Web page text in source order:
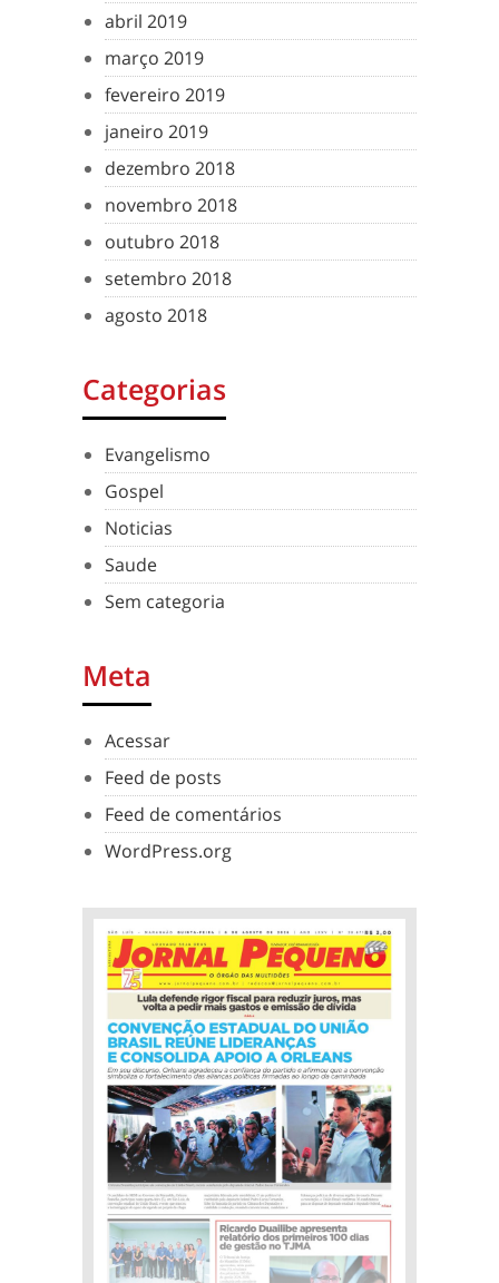
abril 2019
março 2019
fevereiro 2019
janeiro 2019
dezembro 2018
novembro 2018
outubro 2018
setembro 2018
agosto 2018
Categorias
Evangelismo
Gospel
Noticias
Saude
Sem categoria
Meta
Acessar
Feed de posts
Feed de comentários
WordPress.org